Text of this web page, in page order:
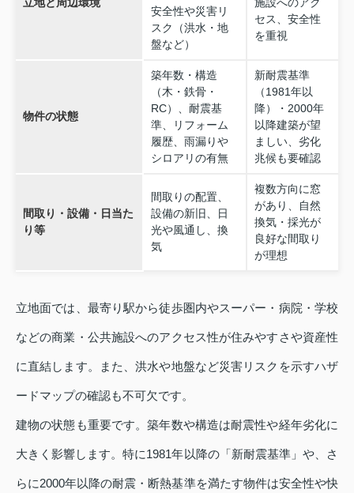
立地と周辺環境
安全性や災害リ
スク（洪水・地
盤など）
施設へのアク
セス、安全性
を重視
物件の状態
築年数・構造
（木・鉄骨・
RC）、耐震基
準、リフォーム
履歴、雨漏りや
シロアリの有無
新耐震基準
（1981年以
降）・2000年
以降建築が望
ましい、劣化
兆候も要確認
間取り・設備・日当た
り等
間取りの配置、
設備の新旧、日
光や風通し、換
気
複数方向に窓
があり、自然
換気・採光が
良好な間取り
が理想
立地面では、最寄り駅から徒歩圏内やスーパー・病院・学校
などの商業・公共施設へのアクセス性が住みやすさや資産性
に直結します。また、洪水や地盤など災害リスクを示すハザ
ードマップの確認も不可欠です。
建物の状態も重要です。築年数や構造は耐震性や経年劣化に
大きく影響します。特に1981年以降の「新耐震基準」や、さ
らに2000年以降の耐震・断熱基準を満たす物件は安全性や快